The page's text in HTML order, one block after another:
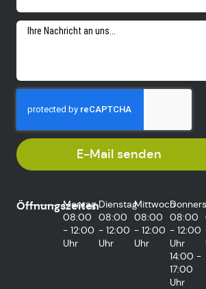
E-Mail senden
Öffnungszeiten
Montag
08:00
- 12:00
Uhr
Dienstag
08:00
- 12:00
Uhr
Mittwoch
08:00
- 12:00
Uhr
08:00
- 12:00
Uhr
14:00 -
17:00
Uhr